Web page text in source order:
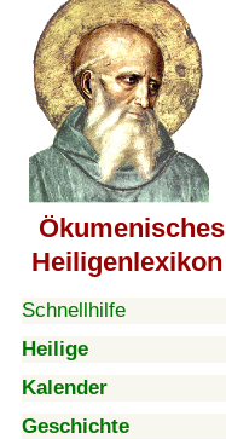
Ökumenisches
Heiligenlexikon
Schnellhilfe
Heilige
Kalender
Geschichte